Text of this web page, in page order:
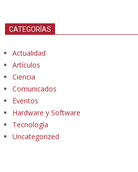
CATEGORÍAS
Actualidad
Artículos
Ciencia
Comunicados
Eventos
Hardware y Software
Tecnología
Uncategorized